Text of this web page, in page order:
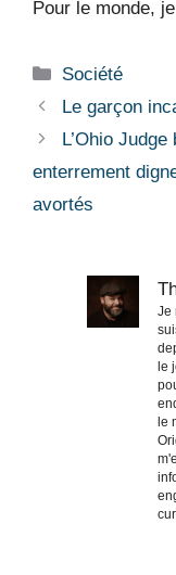
Pour le monde,
Catégories
Société
Le garçon
L’Ohio
enterrement
avortés
Je
le
le